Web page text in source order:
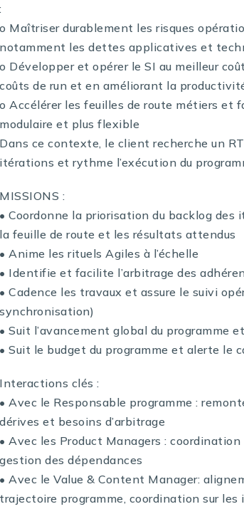
:
o Maîtriser durablement les risques
notamment les dettes applicatives et
o Développer et opérer le SI au meilleur
coûts de run et en améliorant la
o Accélérer les feuilles de route métiers et
modulaire et plus flexible
Dans ce contexte, le client recherche un
itérations et rythme l’exécution du
MISSIONS :
• Coordonne la priorisation du backlog
la feuille de route et les résultats attendus
• Anime les rituels Agiles à l’échelle
• Identifie et facilite l’arbitrage des
• Cadence les travaux et assure le suivi
synchronisation)
• Suit l’avancement global du programme
• Suit le budget du programme et alerte le
Interactions clés :
• Avec le Responsable programme :
dérives et besoins d’arbitrage
• Avec les Product Managers :
gestion des dépendances
• Avec le Value & Content Manager:
trajectoire programme, coordination sur